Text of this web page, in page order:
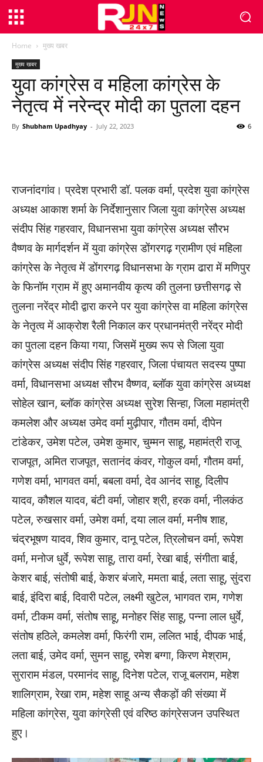
Home मुख्य खबर
मुख्य खबर
युवा कांग्रेस व महिला कांग्रेस के
नेतृत्व में नरेन्द्र मोदी का पुतला दहन
By Shubham Upadhyay - July 22, 2023 6
राजनांदगांव। प्रदेश प्रभारी डॉ. पलक वर्मा, प्रदेश युवा कांग्रेस
अध्यक्ष आकाश शर्मा के निर्देशानुसार जिला युवा कांग्रेस अध्यक्ष
संदीप सिंह गहरवार, विधानसभा युवा कांग्रेस अध्यक्ष सौरभ
वैष्णव के मार्गदर्शन में युवा कांग्रेस डोंगरगढ़ ग्रामीण एवं महिला
कांग्रेस के नेतृत्व में डोंगरगढ़ विधानसभा के ग्राम ढारा में मणिपुर
के फिनॉम ग्राम में हुए अमानवीय कृत्य की तुलना छत्तीसगढ़ से
तुलना नरेंद्र मोदी द्वारा करने पर युवा कांग्रेस वा महिला कांग्रेस
के नेतृत्व में आक्रोश रैली निकाल कर प्रधानमंत्री नरेंद्र मोदी
का पुतला दहन किया गया, जिसमें मुख्य रूप से जिला युवा
कांग्रेस अध्यक्ष संदीप सिंह गहरवार, जिला पंचायत सदस्य पुष्पा
वर्मा, विधानसभा अध्यक्ष सौरभ वैष्णव, ब्लॉक युवा कांग्रेस अध्यक्ष
सोहेल खान, ब्लॉक कांग्रेस अध्यक्ष सुरेश सिन्हा, जिला महामंत्री
कमलेश और अध्यक्ष उमेद वर्मा मुढ़ीपार, गौतम वर्मा, दीपेन
टांडेकर, उमेश पटेल, उमेश कुमार, चुम्मन साहू, महामंत्री राजू
राजपूत, अमित राजपूत, सतानंद कंवर, गोकुल वर्मा, गौतम वर्मा,
गणेश वर्मा, भागवत वर्मा, बबला वर्मा, देव आनंद साहू, दिलीप
यादव, कौशल यादव, बंटी वर्मा, जोहार श्री, हरक वर्मा, नीलकंठ
पटेल, रुखसार वर्मा, उमेश वर्मा, दया लाल वर्मा, मनीष शाह,
चंद्रभूषण यादव, शिव कुमार, दानू पटेल, त्रिलोचन वर्मा, रूपेश
वर्मा, मनोज धुर्वे, रूपेश साहू, तारा वर्मा, रेखा बाई, संगीता बाई,
केशर बाई, संतोषी बाई, केशर बंजारे, ममता बाई, लता साहू, सुंदरा
बाई, इंदिरा बाई, दिवारी पटेल, लक्ष्मी खुटेल, भागवत राम, गणेश
वर्मा, टीकम वर्मा, संतोष साहू, मनोहर सिंह साहू, पन्ना लाल धुर्वे,
संतोष हठिले, कमलेश वर्मा, फिरंगी राम, ललित भाई, दीपक भाई,
लता बाई, उमेद वर्मा, सुमन साहू, रमेश बग्गा, किरण मेश्राम,
सुराराम मंडल, परमानंद साहू, दिनेश पटेल, राजू बलराम, महेश
शालिग्राम, रेखा राम, महेश साहू अन्य सैकड़ों की संख्या में
महिला कांग्रेस, युवा कांग्रेसी एवं वरिष्ठ कांग्रेसजन उपस्थित
हुए।